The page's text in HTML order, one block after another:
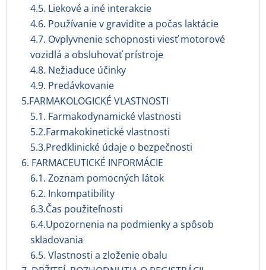
4.5. Liekové a iné interakcie
4.6. Používanie v gravidite a počas laktácie
4.7. Ovplyvnenie schopnosti viesť motorové
vozidlá a obsluhovať prístroje
4.8. Nežiaduce účinky
4.9. Predávkovanie
5.FARMAKOLOGICKÉ VLASTNOSTI
5.1. Farmakodynamické vlastnosti
5.2.Farmakokinetické vlastnosti
5.3.Predklinické údaje o bezpečnosti
6. FARMACEUTICKÉ INFORMÁCIE
6.1. Zoznam pomocných látok
6.2. Inkompatibility
6.3.Čas použiteľnosti
6.4.Upozornenia na podmienky a spôsob
skladovania
6.5. Vlastnosti a zloženie obalu